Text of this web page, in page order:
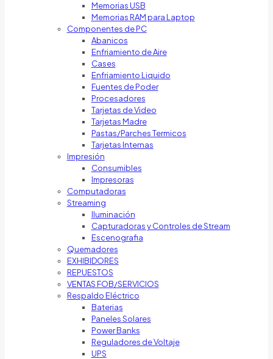
Memorias USB
Memorias RAM para Laptop
Componentes de PC
Abanicos
Enfriamiento de Aire
Cases
Enfriamiento Liquido
Fuentes de Poder
Procesadores
Tarjetas de Video
Tarjetas Madre
Pastas/Parches Termicos
Tarjetas Internas
Impresión
Consumibles
Impresoras
Computadoras
Streaming
Iluminación
Capturadoras y Controles de Stream
Escenografia
Quemadores
EXHIBIDORES
REPUESTOS
VENTAS FOB/SERVICIOS
Respaldo Eléctrico
Baterias
Paneles Solares
Power Banks
Reguladores de Voltaje
UPS